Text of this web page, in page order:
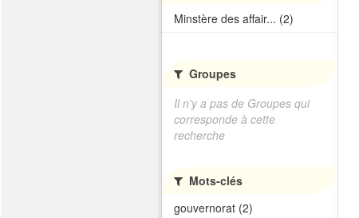
Minstère des affair... (2)
Groupes
Il n'y a pas de Groupes qui
corresponde à cette
recherche
Mots-clés
gouvernorat (2)